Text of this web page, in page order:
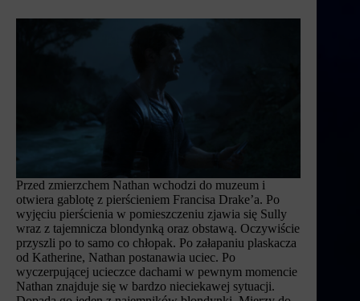
Przed zmierzchem Nathan wchodzi do muzeum i
otwiera gablotę z pierścieniem Francisa Drake’a. Po
wyjęciu pierścienia w pomieszczeniu zjawia się Sully
wraz z tajemnicza blondynką oraz obstawą. Oczywiście
przyszli po to samo co chłopak. Po załapaniu plaskacza
od Katherine, Nathan postanawia uciec. Po
wyczerpującej ucieczce dachami w pewnym momencie
Nathan znajduje się w bardzo nieciekawej sytuacji.